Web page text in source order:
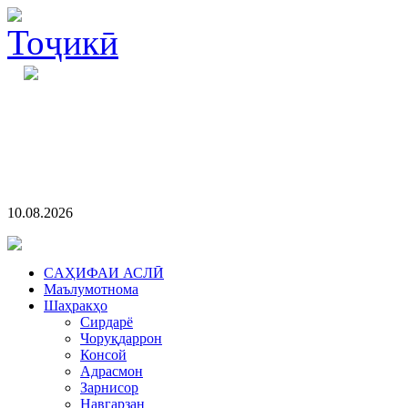
10.08.2026
CАҲИФАИ АСЛӢ
Маълумотнома
Шаҳракҳо
Сирдарё
Чоруқдаррон
Консой
Адрасмон
Зарнисор
Навгарзан